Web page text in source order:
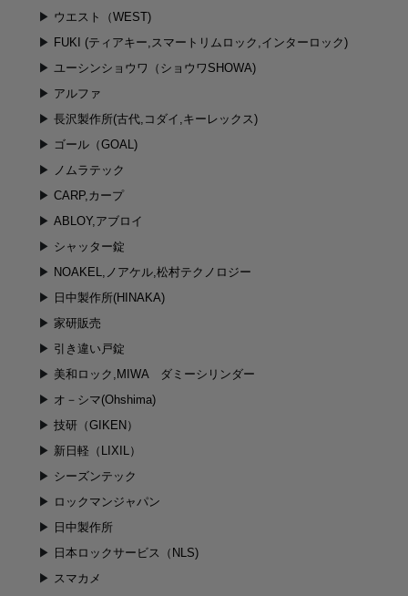
ウエスト（WEST)
FUKI (ティアキー,スマートリムロック,インターロック)
ユーシンショウワ（ショウワSHOWA)
アルファ
長沢製作所(古代,コダイ,キーレックス)
ゴール（GOAL)
ノムラテック
CARP,カープ
ABLOY,アブロイ
シャッター錠
NOAKEL,ノアケル,松村テクノロジー
日中製作所(HINAKA)
家研販売
引き違い戸錠
美和ロック,MIWA ダミーシリンダー
オ－シマ(Ohshima)
技研（GIKEN）
新日軽（LIXIL）
シーズンテック
ロックマンジャパン
日中製作所
日本ロックサービス（NLS)
スマカメ